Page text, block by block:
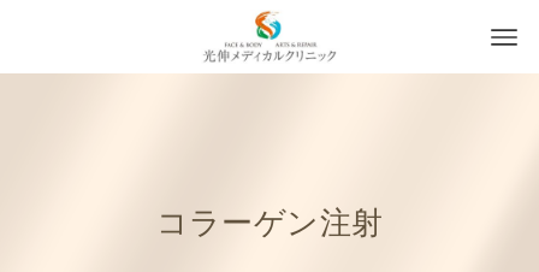
コラーゲン注射